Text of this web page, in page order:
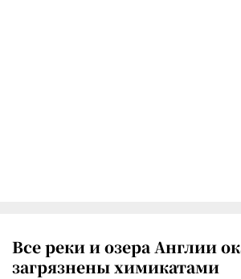
Все реки и озера Англии
загрязнены химикатами